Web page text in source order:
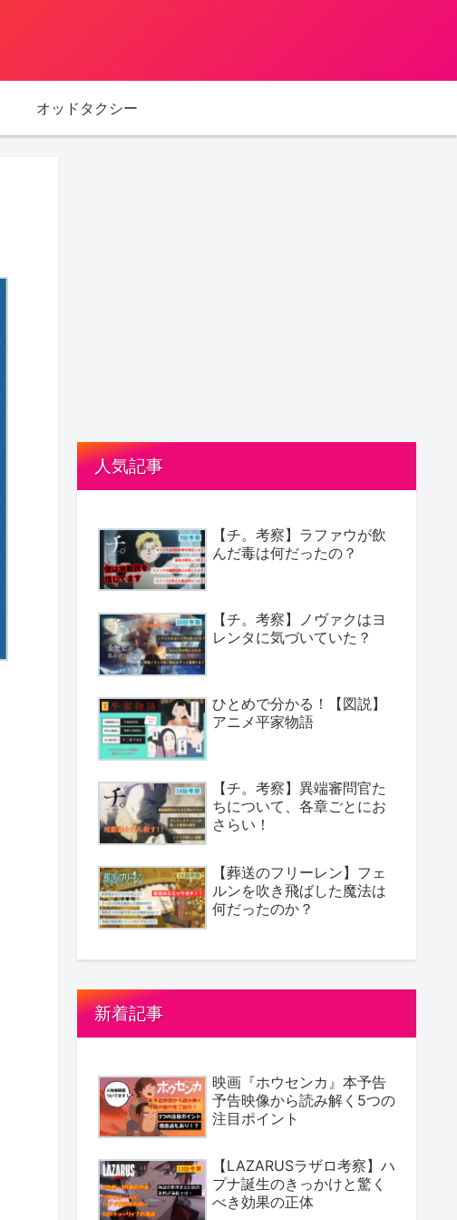
オッドタクシー
人気記事
【チ。考察】ラファウが飲
んだ毒は何だったの？
【チ。考察】ノヴァクはヨ
レンタに気づいていた？
ひとめで分かる！【図説】
アニメ平家物語
【チ。考察】異端審問官た
ちについて、各章ごとにお
さらい！
【葬送のフリーレン】フェ
ルンを吹き飛ばした魔法は
何だったのか？
新着記事
映画『ホウセンカ』本予告
予告映像から読み解く5つの
注目ポイント
【LAZARUSラザロ考察】ハ
プナ誕生のきっかけと驚く
べき効果の正体